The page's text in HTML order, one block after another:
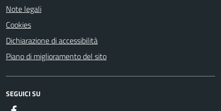
Note legali
Cookies
Dichiarazione di accessibilità
Piano di miglioramento del sito
SEGUICI SU